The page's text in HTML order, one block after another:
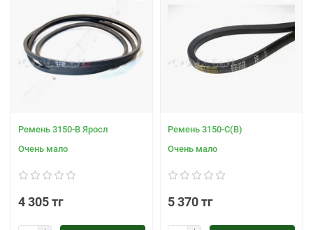
Ремень 3150-В Яросл
Очень мало
4 305 тг
Ремень 3150-С(В)
Очень мало
5 370 тг